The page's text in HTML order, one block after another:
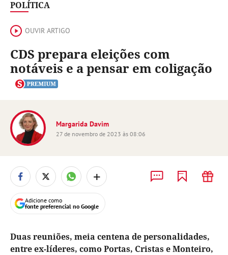
POLÍTICA
OUVIR ARTIGO
CDS prepara eleições com
notáveis e a pensar em coligação
Margarida Davim
27 de novembro de 2023 às 08:06
+
Adicione como
fonte preferencial no Google
Duas reuniões, meia centena de personalidades,
entre ex-líderes, como Portas, Cristas e Monteiro,